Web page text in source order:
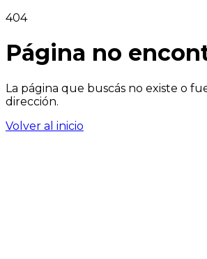
404
Página no
La página que buscás no existe o
dirección.
Volver al inicio